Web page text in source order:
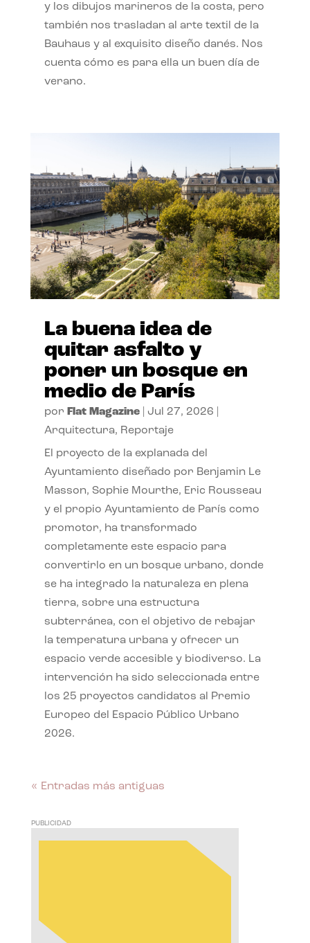
y los dibujos marineros de la costa, pero
también nos trasladan al arte textil de la
Bauhaus y al exquisito diseño danés. Nos
cuenta cómo es para ella un buen día de
verano.
La buena idea de
quitar asfalto y
poner un bosque en
medio de París
por Flat Magazine| Jul 27, 2026
Arquitectura, Reportaje
El proyecto de la explanada del
Ayuntamiento diseñado por Benjamin Le
Masson, Sophie Mourthe, Eric Rousseau
y el propio Ayuntamiento de París como
promotor, ha transformado
completamente este espacio para
convertirlo en un bosque urbano, donde
se ha integrado la naturaleza en plena
tierra, sobre una estructura
subterránea, con el objetivo de rebajar
la temperatura urbana y ofrecer un
espacio verde accesible y biodiverso. La
intervención ha sido seleccionada entre
los 25 proyectos candidatos al Premio
Europeo del Espacio Público Urbano
2026.
« Entradas más antiguas
PUBLICIDAD